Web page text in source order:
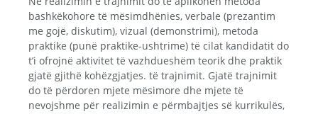
bashkëkohore të mësimdhënies, verbale (prezantim
me gojë, diskutim), vizual (demonstrimi), metoda
praktike (punë praktike-ushtrime) të cilat kandidatit do
t’i ofrojnë aktivitet të vazhdueshëm teorik dhe praktik
gjatë gjithë kohëzgjatjes. të trajnimit. Gjatë trajnimit
do të përdoren mjete mësimore dhe mjete të
nevojshme për realizimin e përmbajtjes së kurrikulës,